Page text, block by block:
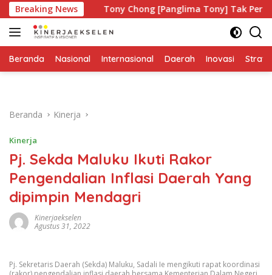
Langsung
ke
konten
Breaking NewsTony Chong [Panglima Tony] Tak Pernah Lelah
Beranda Nasional Internasional Daerah Inovasi
Beranda Kinerja
Kinerja
Pj. Sekda Maluku Ikuti Rakor
Pengendalian Inflasi Daerah Yang
dipimpin Mendagri
Kinerjaekselen
Agustus 31, 2022
Pj. Sekretaris Daerah (Sekda) Maluku, Sadali Ie mengikuti rapat koordinasi